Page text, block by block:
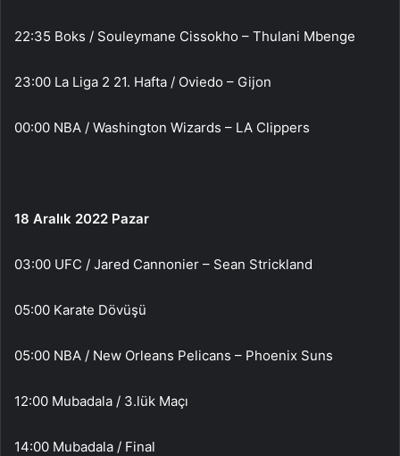
22:35 Boks / Souleymane Cissokho – Thulani Mbenge
23:00 La Liga 2 21. Hafta / Oviedo – Gijon
00:00 NBA / Washington Wizards – LA Clippers
18 Aralık 2022 Pazar
03:00 UFC / Jared Cannonier – Sean Strickland
05:00 Karate Dövüşü
05:00 NBA / New Orleans Pelicans – Phoenix Suns
12:00 Mubadala / 3.lük Maçı
14:00 Mubadala / Final